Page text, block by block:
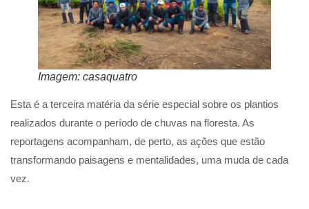
Imagem: casaquatro
Esta é a terceira matéria da série especial sobre os plantios
realizados durante o período de chuvas na floresta. As
reportagens acompanham, de perto, as ações que estão
transformando paisagens e mentalidades, uma muda de cada
vez.